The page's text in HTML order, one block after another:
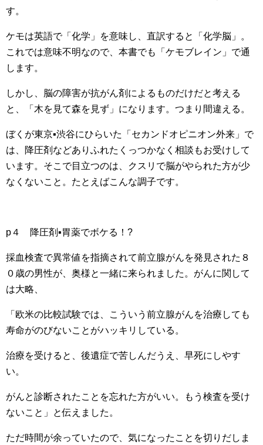
す。
ケモは英語で「化学」を意味し、直訳すると「化学脳」。
これでは意味不明なので、本書でも「ケモブレイン」で通
します。
しかし、脳の障害が抗がん剤によるものだけだと考える
と、「木を見て森を見ず」になります。つまり間違える。
ぼくが東京▪渋谷にひらいた「セカンドオピニオン外来」で
は、降圧剤などありふれたくっつかなく相談もお受けして
います。そこで目立つのは、クスリで脳がやられた方が少
なくないこと。たとえばこんな調子です。
p４ 降圧剤▪胃薬でボケる！?
採血検査で異常値を指摘されて前立腺がんを発見された８
０歳の男性が、奥様と一緒に来られました。がんに関して
は大略、
「欧米の比較試験では、こういう前立腺がんを治療しても
寿命がのびないことがハッキリしている。
治療を受けると、後遺症で苦しんだうえ、早死にしやす
い。
がんと診断されたことを忘れた方がいい。もう検査を受け
ないこと」と伝えました。
ただ時間が余っていたので、気になったことを切りだしま